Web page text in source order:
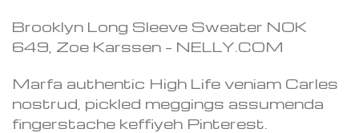
Brooklyn Long Sleeve Sweater NOK
649, Zoe Karssen – NELLY.COM
Marfa authentic High Life veniam Carles
nostrud, pickled meggings assumenda
fingerstache keffiyeh Pinterest.